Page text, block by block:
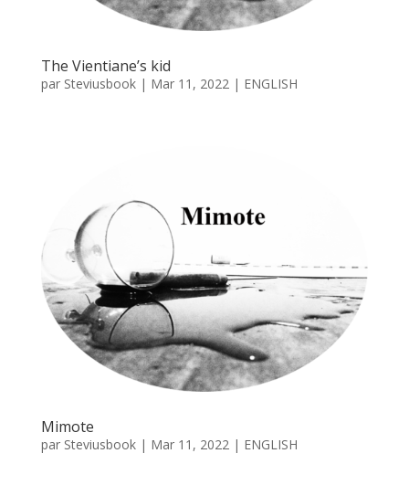
The Vientiane’s kid
par Steviusbook| Mar 11, 2022| ENGLISH
Mimote
par Steviusbook| Mar 11, 2022| ENGLISH